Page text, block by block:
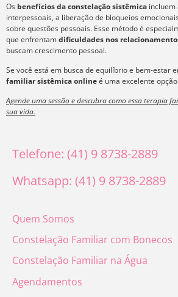
Os benefícios da constelação sistêmica incluem
interpessoais, a liberação de bloqueios
sobre questões pessoais. Esse método é
que enfrentamdificuldades nos
buscam crescimento pessoal.
Se você está em busca de equilíbrio e bem-estar
familiar sistêmica onlineé uma excelente
Agende uma sessão e descubra como essa terapia
sua vida.
Telefone: (41) 9 8738-2889
Whatsapp: (41) 9 8738-2889
Quem Somos
Constelação Familiar com Bonecos
Constelação Familiar na Água
Agendamentos